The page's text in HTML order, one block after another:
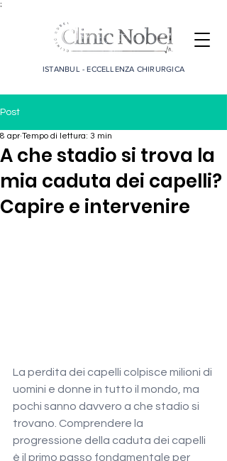
;
ISTANBUL - ECCELLENZA CHIRURGICA
Post
A che stadio si trova la
mia caduta dei capelli?
Capire e intervenire
8 apr Tempo di lettura: 3 min
La perdita dei capelli colpisce milioni di
uomini e donne in tutto il mondo, ma
pochi sanno davvero a che stadio si
trovano. Comprendere la
progressione della caduta dei capelli
è il primo passo fondamentale per